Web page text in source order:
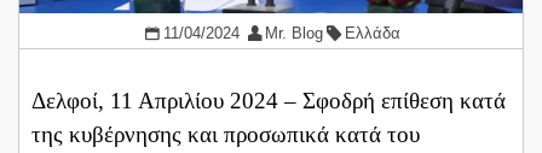
11/04/2024 Mr. Blog Ελλάδα
Δελφοί, 11 Απριλίου 2024 – Σφοδρή επίθεση κατά
της κυβέρνησης και προσωπικά κατά του